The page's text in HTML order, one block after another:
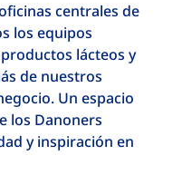
centrales de
los equipos
lácteos y
de nuestros
Un espacio
los Danoners
y inspiración en